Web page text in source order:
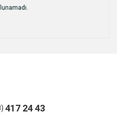
417 24 43